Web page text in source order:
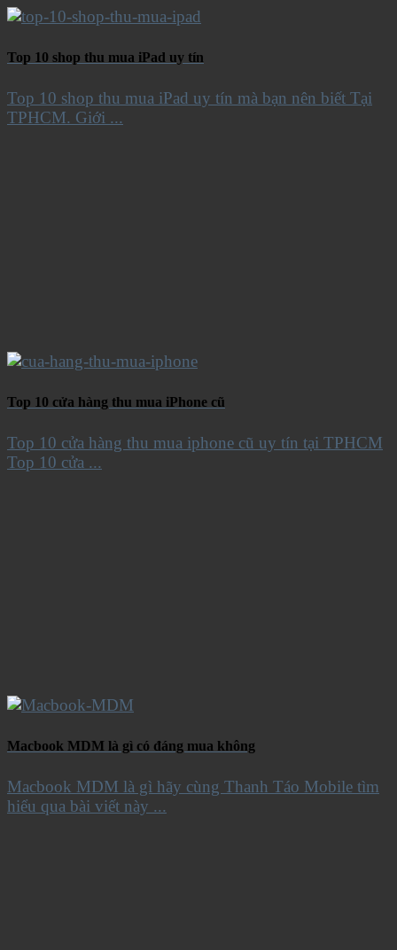
Top 10 shop thu mua iPad uy tín
Top 10 shop thu mua iPad uy tín mà bạn nên biết Tại
TPHCM. Giới ...
Top 10 cửa hàng thu mua iPhone cũ
Top 10 cửa hàng thu mua iphone cũ uy tín tại TPHCM
Top 10 cửa ...
Macbook MDM là gì có đáng mua không
Macbook MDM là gì hãy cùng Thanh Táo Mobile tìm
hiểu qua bài viết này ...